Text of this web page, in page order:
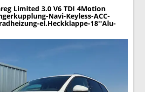
Limited 3.0 V6 TDI 4Motion
Navi-Keyless-ACC-
el.Heckklappe-18''Alu-